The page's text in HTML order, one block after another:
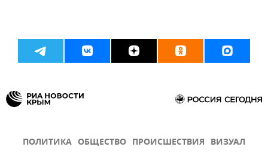
ПОЛИТИКА ОБЩЕСТВО ПРОИСШЕСТВИЯ ВИЗУАЛ